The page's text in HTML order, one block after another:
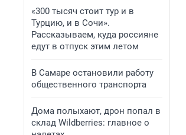
«300 тысяч стоит тур и в
Турцию, и в Сочи».
Рассказываем, куда россияне
едут в отпуск этим летом
В Самаре остановили работу
общественного транспорта
Дома полыхают, дрон попал в
склад Wildberries: главное о